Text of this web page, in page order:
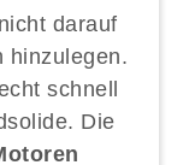
darauf
hinzulegen.
schnell
Die